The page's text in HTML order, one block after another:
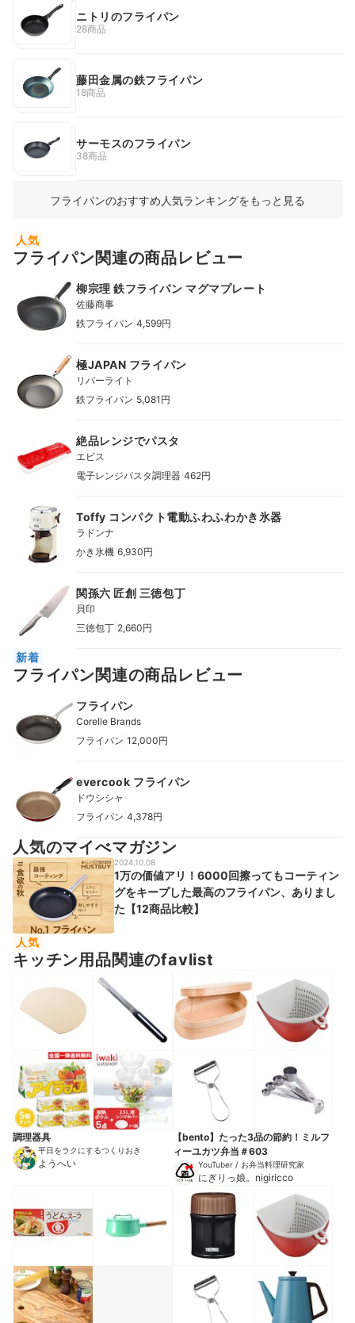
ニトリのフライパン
28商品
藤田金属の鉄フライパン
18商品
サーモスのフライパン
38商品
フライパンのおすすめ人気ランキングをもっと見る
人気
フライパン関連の商品レビュー
柳宗理 鉄フライパン マグマプレート
佐藤商事
鉄フライパン 4,599円
極JAPAN フライパン
リバーライト
鉄フライパン 5,081円
絶品レンジでパスタ
エビス
電子レンジパスタ調理器 462円
Toffy コンパクト電動ふわふわかき氷器
ラドンナ
かき氷機 6,930円
関孫六 匠創 三徳包丁
貝印
三徳包丁 2,660円
新着
フライパン関連の商品レビュー
フライパン
Corelle Brands
フライパン 12,000円
evercook フライパン
ドウシシャ
フライパン 4,378円
人気のマイべマガジン
2024.10.08
1万の価値アリ！6000回擦ってもコーティン
グをキープした最高のフライパン、ありまし
た【12商品比較】
人気
キッチン用品関連のfavlist
調理器具
平日をラクにするつくりおき
ようへい
【bento】たった3品の節約！ミルフ
ィーユカツ弁当＃603
YouTuber / お弁当料理研究家
にぎりっ娘。nigiricco